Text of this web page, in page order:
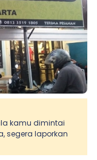
kamu dimintai
segera laporkan